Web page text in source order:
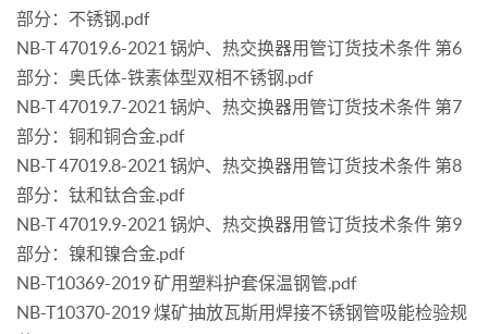
部分：不锈钢.pdf
NB-T 47019.6-2021 锅炉、热交换器用管订货技术条件 第6
部分：奥氏体-铁素体型双相不锈钢.pdf
NB-T 47019.7-2021 锅炉、热交换器用管订货技术条件 第7
部分：铜和铜合金.pdf
NB-T 47019.8-2021 锅炉、热交换器用管订货技术条件 第8
部分：钛和钛合金.pdf
NB-T 47019.9-2021 锅炉、热交换器用管订货技术条件 第9
部分：镍和镍合金.pdf
NB-T10369-2019 矿用塑料护套保温钢管.pdf
NB-T10370-2019 煤矿抽放瓦斯用焊接不锈钢管吸能检验规